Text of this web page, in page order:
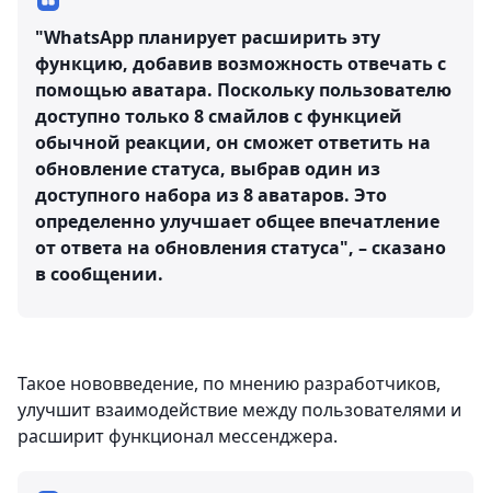
"WhatsApp планирует расширить эту
функцию, добавив возможность отвечать с
помощью аватара. Поскольку пользователю
доступно только 8 смайлов с функцией
обычной реакции, он сможет ответить на
обновление статуса, выбрав один из
доступного набора из 8 аватаров. Это
определенно улучшает общее впечатление
от ответа на обновления статуса", – сказано
в сообщении.
Такое нововведение, по мнению разработчиков,
улучшит взаимодействие между пользователями и
расширит функционал мессенджера.